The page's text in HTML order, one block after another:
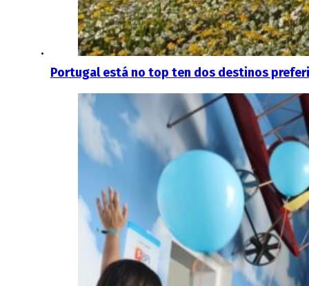
Portugal está no top ten dos destinos